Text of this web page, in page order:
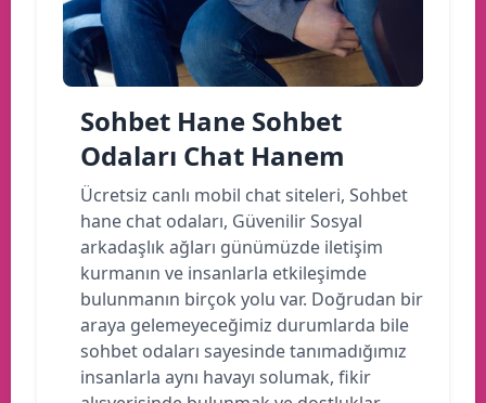
Sohbet Hane Sohbet
Odaları Chat Hanem
Ücretsiz canlı mobil chat siteleri, Sohbet
hane chat odaları, Güvenilir Sosyal
arkadaşlık ağları günümüzde iletişim
kurmanın ve insanlarla etkileşimde
bulunmanın birçok yolu var. Doğrudan bir
araya gelemeyeceğimiz durumlarda bile
sohbet odaları sayesinde tanımadığımız
insanlarla aynı havayı solumak, fikir